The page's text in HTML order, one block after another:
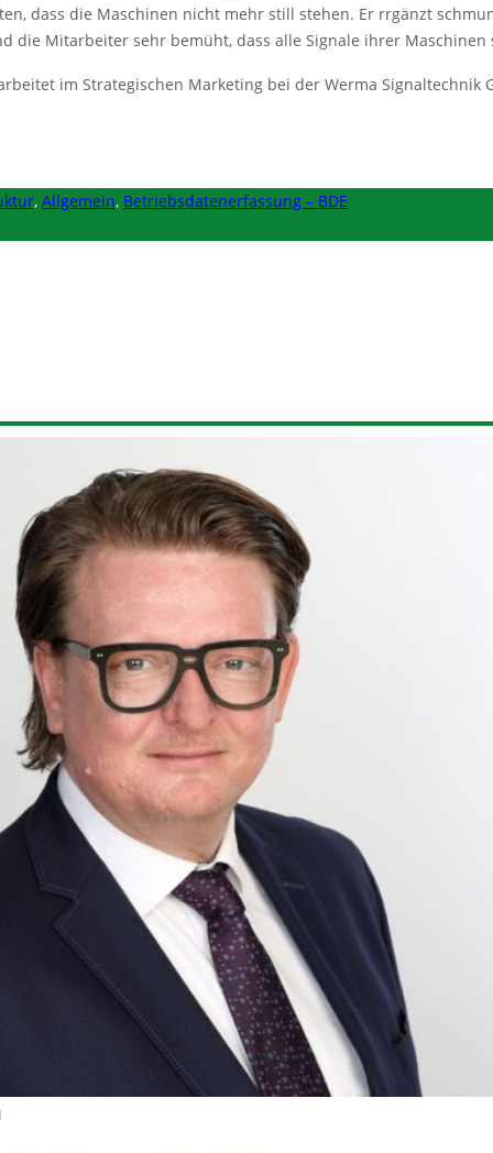
dass die Maschinen nicht mehr still stehen. Er rrgänzt
die Mitarbeiter sehr bemüht, dass alle Signale ihrer Maschinen
im Strategischen Marketing bei der Werma Signaltechnik
, Allgemein, Betriebsdatenerfassung – BDE